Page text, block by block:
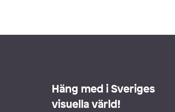
Häng med i Sveriges
visuella värld!